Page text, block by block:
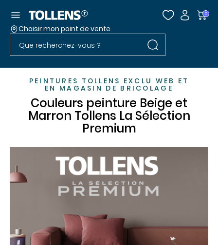
0
Passer la liste des magasins et aller au pied
Choisir mon point de vente
Rechercher dans le site Rechercher
Accéder au menu
PEINTURES TOLLENS EXCLU WEB ET
EN MAGASIN DE BRICOLAGE
Couleurs peinture Beige et
Marron Tollens La Sélection
Premium